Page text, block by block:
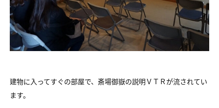
建物に入ってすぐの部屋で、斎場御嶽の説明ＶＴＲが流されてい
ます。